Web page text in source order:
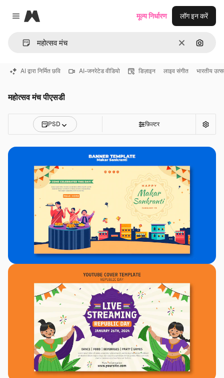
Close menu
Magnific
साफ़ इमेज से
मूल्य निर्धारण लॉग इन करें
AI द्वारा निर्मित छवि AI-जनरेटेड वीडियो डिज़ाइन लाइव संगीत भारतीय
महोत्सव मंच पीएसडी
PSD फ़िल्टर